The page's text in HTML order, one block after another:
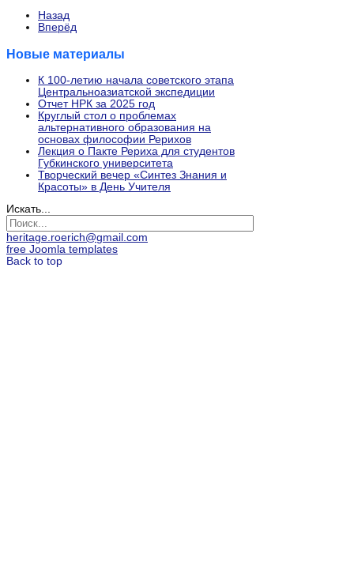
Назад
Вперёд
Новые материалы
К 100-летию начала советского этапа
Центральноазиатской экспедиции
Отчет НРК за 2025 год
Круглый стол о проблемах
альтернативного образования на
основах философии Рерихов
Лекция о Пакте Рериха для студентов
Губкинского университета
Творческий вечер «Синтез Знания и
Красоты» в День Учителя
Искать...
heritage.roerich@gmail.com
free Joomla templates
Back to top